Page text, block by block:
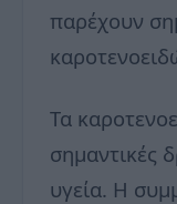
παρέχουν
Τα
σημαντικές
υγεία. Η